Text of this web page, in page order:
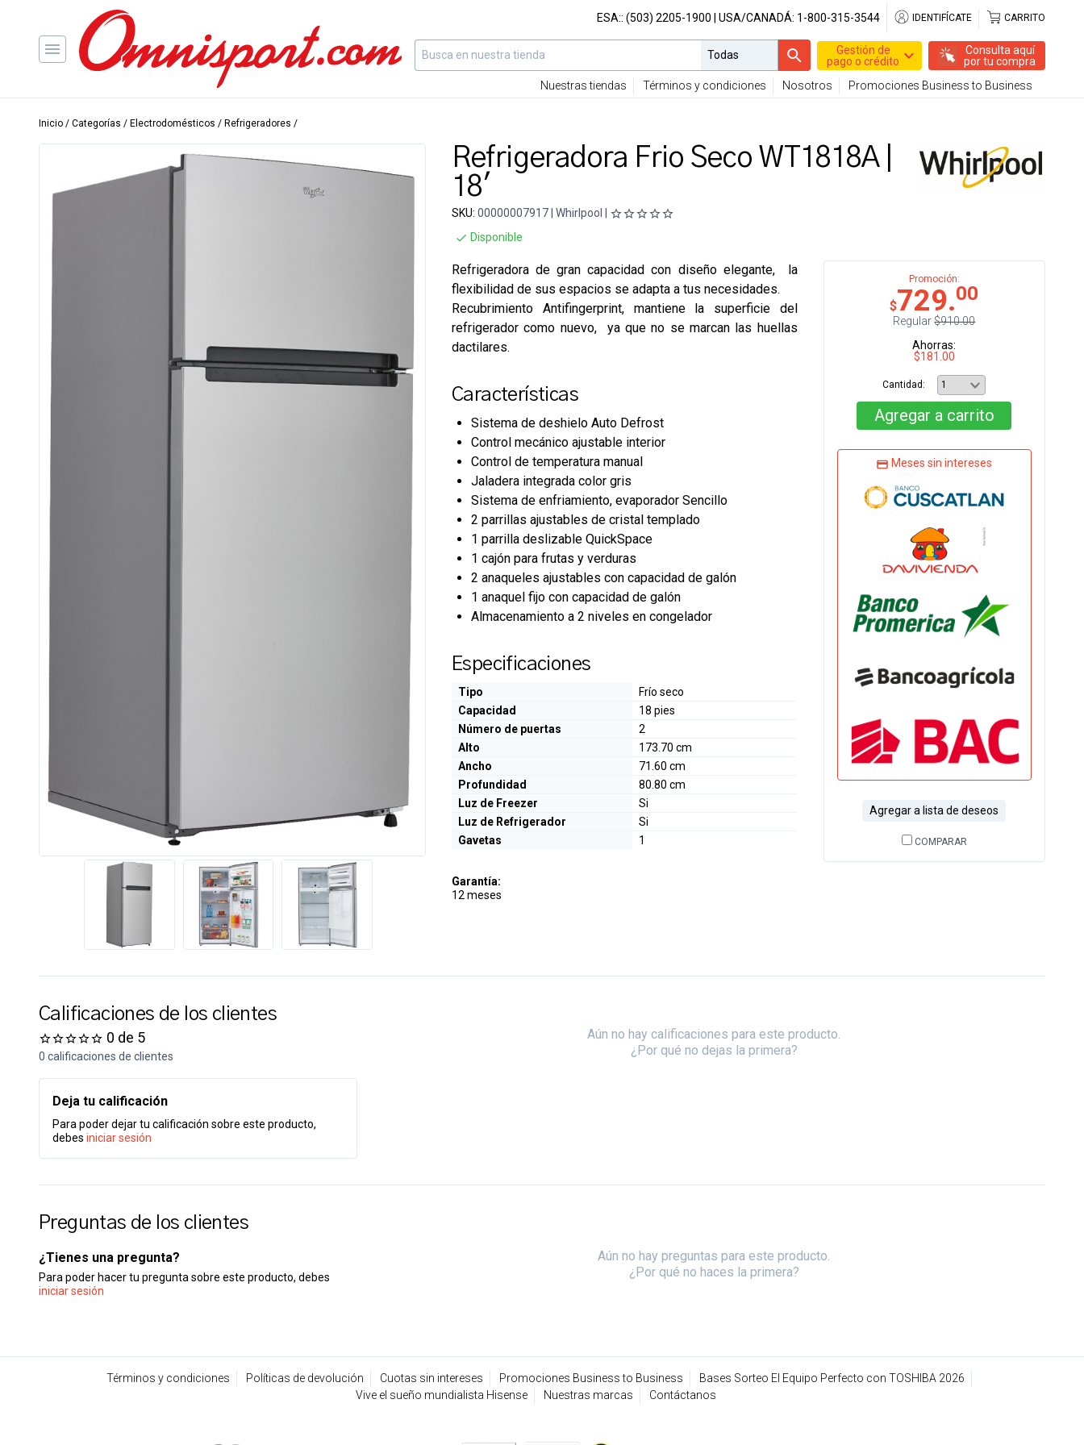
ESA:: (503) 2205-1900 | USA/CANADÁ: 1-800-315-3544 IDENTIFÍCATE CARRITO
Gestión de
pago o crédito
Consulta aquí
por tu compra
Nuestras tiendas
Términos y condiciones Nosotros Promociones Business to Business
Inicio / Categorías / Electrodomésticos / Refrigeradores /
Refrigeradora Frio Seco WT1818A |
18'
SKU: 00000007917 | Whirlpool |
Disponible
Promoción:
$729.00
Regular$910.00
Ahorras:
$181.00
Cantidad:
Agregar a carrito
Meses sin intereses
Agregar a lista de deseos
COMPARAR
Refrigeradora de gran capacidad con diseño elegante, la
flexibilidad de sus espacios se adapta a tus necesidades.
Recubrimiento Antifingerprint, mantiene la superficie del
refrigerador como nuevo, ya que no se marcan las huellas
dactilares.
Características
Sistema de deshielo Auto Defrost
Control mecánico ajustable interior
Control de temperatura manual
Jaladera integrada color gris
Sistema de enfriamiento, evaporador Sencillo
2 parrillas ajustables de cristal templado
1 parrilla deslizable QuickSpace
1 cajón para frutas y verduras
2 anaqueles ajustables con capacidad de galón
1 anaquel fijo con capacidad de galón
Almacenamiento a 2 niveles en congelador
Especificaciones
Tipo
Frío seco
Capacidad
18 pies
Número de puertas
2
Alto
173.70 cm
Ancho
71.60 cm
Profundidad
80.80 cm
Luz de Freezer
Si
Luz de Refrigerador
Si
Gavetas
1
Garantía:
12 meses
Calificaciones de los clientes
0 de 5
0 calificaciones de clientes
Deja tu calificación
Para poder dejar tu calificación sobre este producto,
debes iniciar sesión
Aún no hay calificaciones para este producto.
¿Por qué no dejas la primera?
Preguntas de los clientes
¿Tienes una pregunta?
Para poder hacer tu pregunta sobre este producto, debes
iniciar sesión
Aún no hay preguntas para este producto.
¿Por qué no haces la primera?
Términos y condiciones Políticas de devolución Cuotas sin intereses Promociones Business to Business
Bases Sorteo El Equipo Perfecto con TOSHIBA 2026
Vive el sueño mundialista Hisense
Nuestras marcas Contáctanos